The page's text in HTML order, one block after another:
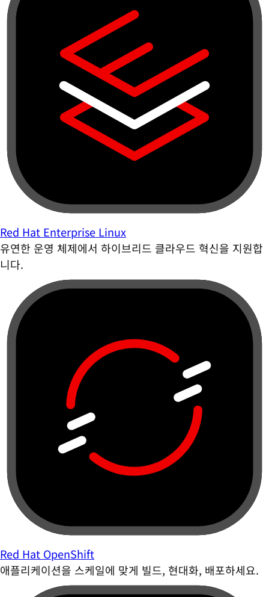
Red Hat Enterprise Linux
유연한 운영 체제에서 하이브리드 클라우드 혁신을 지원합
니다.
Red Hat OpenShift
애플리케이션을 스케일에 맞게 빌드, 현대화, 배포하세요.